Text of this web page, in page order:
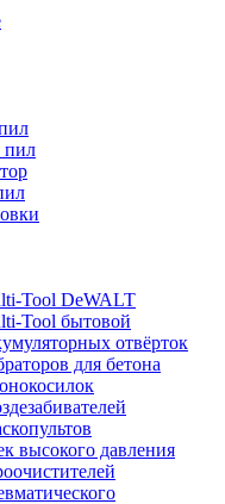
пил
Tool DeWALT
Tool бытовой
отвёрток
для бетона
высокого давления